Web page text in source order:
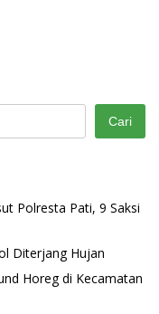
Cari
Polresta Pati, 9 Saksi
Diterjang Hujan
Horeg di Kecamatan